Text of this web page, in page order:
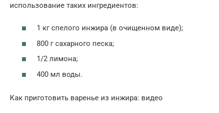
использование таких ингредиентов:
1 кг спелого инжира (в очищенном виде);
800 г сахарного песка;
1/2 лимона;
400 мл воды.
Как приготовить варенье из инжира: видео